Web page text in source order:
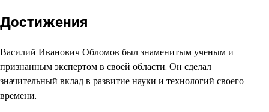
Достижения
Василий Иванович Обломов был знаменитым ученым и
признанным экспертом в своей области. Он сделал
значительный вклад в развитие науки и технологий своего
времени.